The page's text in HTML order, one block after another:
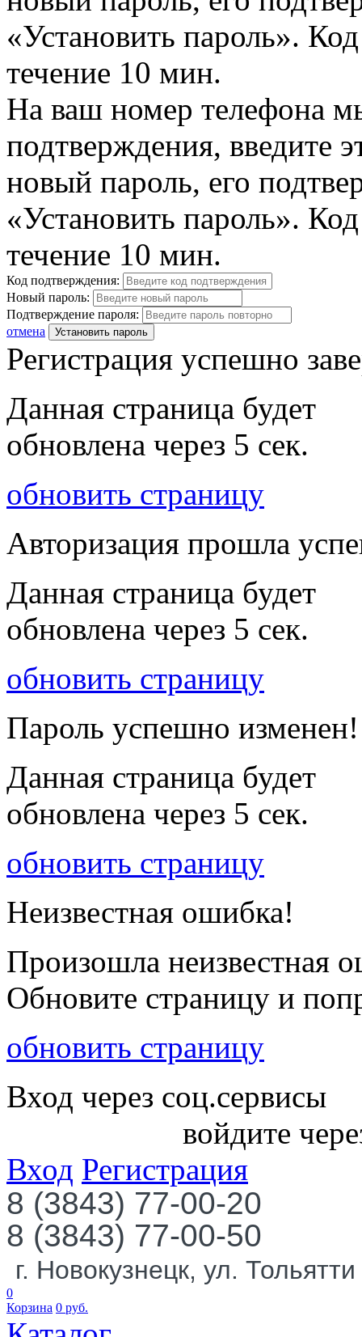
«Установить пароль».
течение 10 мин.
На ваш номер телефона
подтверждения, введите
новый пароль, его
«Установить пароль».
течение 10 мин.
Код подтверждения:
Новый пароль:
Подтверждение пароля:
отмена
Установить пароль
Регистрация успешно
Данная страница будет
обновлена через 5 сек.
обновить страницу
Авторизация прошла
Данная страница будет
обновлена через 5 сек.
обновить страницу
Пароль успешно изменен!
Данная страница будет
обновлена через 5 сек.
обновить страницу
Неизвестная ошибка!
Произошла неизвестная
Обновите страницу и
обновить страницу
Вход через соц.сервисы
войдите
Вход Регистрация
8 (3843) 77-00-20
8 (3843) 77-00-50
г. Новокузнецк, ул.
0
Корзина 0 руб.